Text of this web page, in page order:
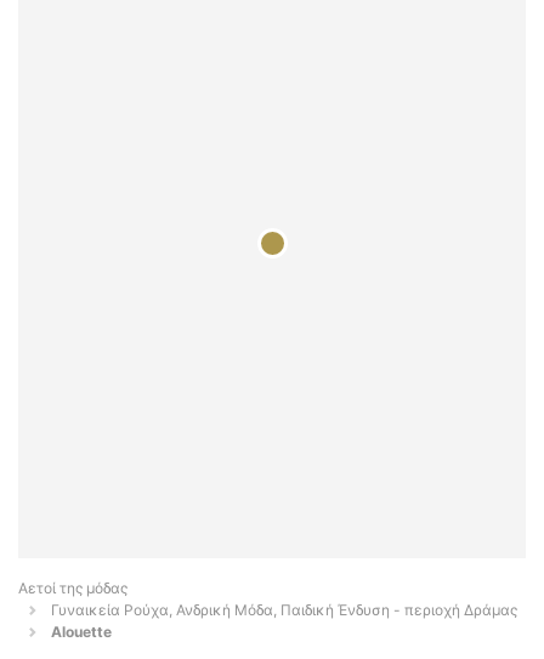
Αετοί της μόδας
Γυναικεία Ρούχα, Ανδρική Μόδα, Παιδική Ένδυση - περιοχή Δράμας
Alouette